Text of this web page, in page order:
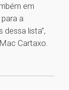
em
a
lista”,
Cartaxo.